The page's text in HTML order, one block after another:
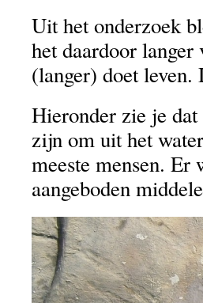
Uit het onderzoek
het daardoor
(langer) doet
Hieronder zie je
zijn om uit het
meeste mensen. Er
aangeboden